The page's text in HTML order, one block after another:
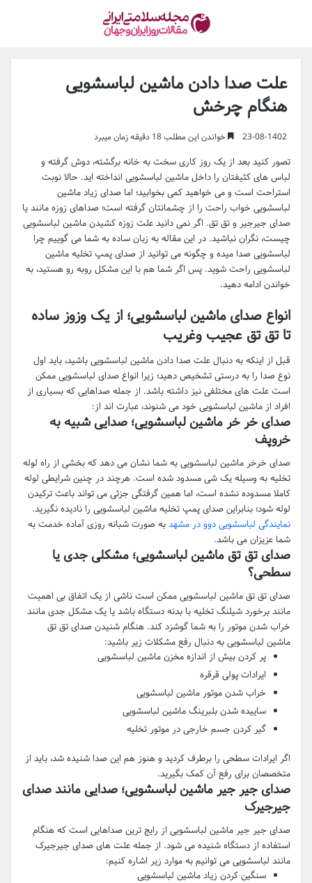
علت صدا دادن ماشین لباسشویی
هنگام چرخش
23-08-1402 خواندن این مطلب 18 دقیقه زمان میبرد
تصور کنید بعد از یک روز کاری سخت به خانه برگشته، دوش گرفته و
لباس های کثیفتان را داخل ماشین لباسشویی انداخته اید. حالا نوبت
استراحت است و می خواهید کمی بخوابید؛ اما صدای زیاد ماشین
لباسشویی خواب راحت را از چشمانتان گرفته است؛ صداهای زوزه مانند یا
صدای جیرجیر و تق تق. اگر نمی دانید علت زوزه کشیدن ماشین لباسشویی
چیست، نگران نباشید. در این مقاله به زبان ساده به شما می گوییم چرا
لباسشویی صدا میده و چگونه می توانید از صدای پمپ تخلیه ماشین
لباسشویی راحت شوید. پس اگر شما هم با این مشکل روبه رو هستید، به
خواندن ادامه دهید.
انواع صدای ماشین لباسشویی؛ از یک وزوز ساده
تا تق تق عجیب وغریب
قبل از اینکه به دنبال علت صدا دادن ماشین لباسشویی باشید، باید اول
نوع صدا را به درستی تشخیص دهید؛ زیرا انواع صدای لباسشویی ممکن
است علت های مختلفی نیز داشته باشد. از جمله صداهایی که بسیاری از
افراد از ماشین لباسشویی خود می شنوند، عبارت اند از:
صدای خر خر ماشین لباسشویی؛ صدایی شبیه به
خروپف
صدای خرخر ماشین لباسشویی به شما نشان می دهد که بخشی از راه لوله
تخلیه به وسیله یک شی مسدود شده است. هرچند در چنین شرایطی لوله
کاملا مسدوده نشده است، اما همین گرفتگی جزئی می تواند باعث ترکیدن
لوله شود؛ بنابراین صدای پمپ تخلیه ماشین لباسشویی را نادیده نگیرید.
نمایندگی لباسشویی دوو در مشهد به صورت شبانه روزی آماده خدمت به
شما عزیزان می باشد.
صدای تق تق ماشین لباسشویی؛ مشکلی جدی یا
سطحی؟
صدای تق تق ماشین لباسشویی ممکن است ناشی از یک اتفاق بی اهمیت
مانند برخورد شیلنگ تخلیه با بدنه دستگاه باشد یا یک مشکل جدی مانند
خراب شدن موتور را به شما گوشزد کند. هنگام شنیدن صدای تق تق
ماشین لباسشویی به دنبال رفع مشکلات زیر باشید:
پر کردن بیش از اندازه مخزن ماشین لباسشویی
ایرادات پولی قرقره
خراب شدن موتور ماشین لباسشویی
ساییده شدن بلبرینگ ماشین لباسشویی
گیر کردن جسم خارجی در موتور تخلیه
اگر ایرادات سطحی را برطرف کردید و هنوز هم این صدا شنیده شد، باید از
متخصصان برای رفع آن کمک بگیرید.
صدای جیر جیر ماشین لباسشویی؛ صدایی مانند صدای
جیرجیرک
صدای جیر جیر ماشین لباسشویی از رایج ترین صداهایی است که هنگام
استفاده از دستگاه شنیده می شود. از جمله علت های صدای جیرجیرک
مانند لباسشویی می توانیم به موارد زیر اشاره کنیم:
سنگین کردن زیاد ماشین لباسشویی